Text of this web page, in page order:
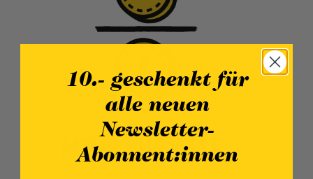
MEHR FÜR ALLE
10.- geschenkt für
alle neuen
Newsletter-
Abonnent:innen